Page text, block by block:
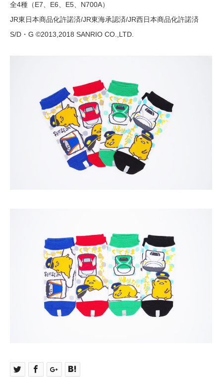
全4種（E7、E6、E5、N700A）
JR東日本商品化許諾済/JR東海承認済/JR西日本商品化許諾済
S/D・G ©2013,2018 SANRIO CO.,LTD.